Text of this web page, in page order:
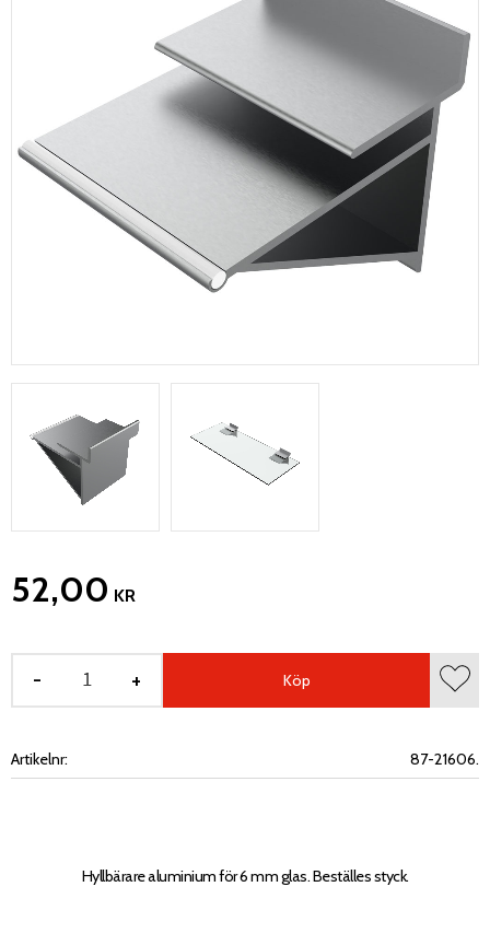
52,00 KR
+
- Köp
Artikelnr 87-21606.
Hyllbärare aluminium för 6 mm glas. Beställes styck.